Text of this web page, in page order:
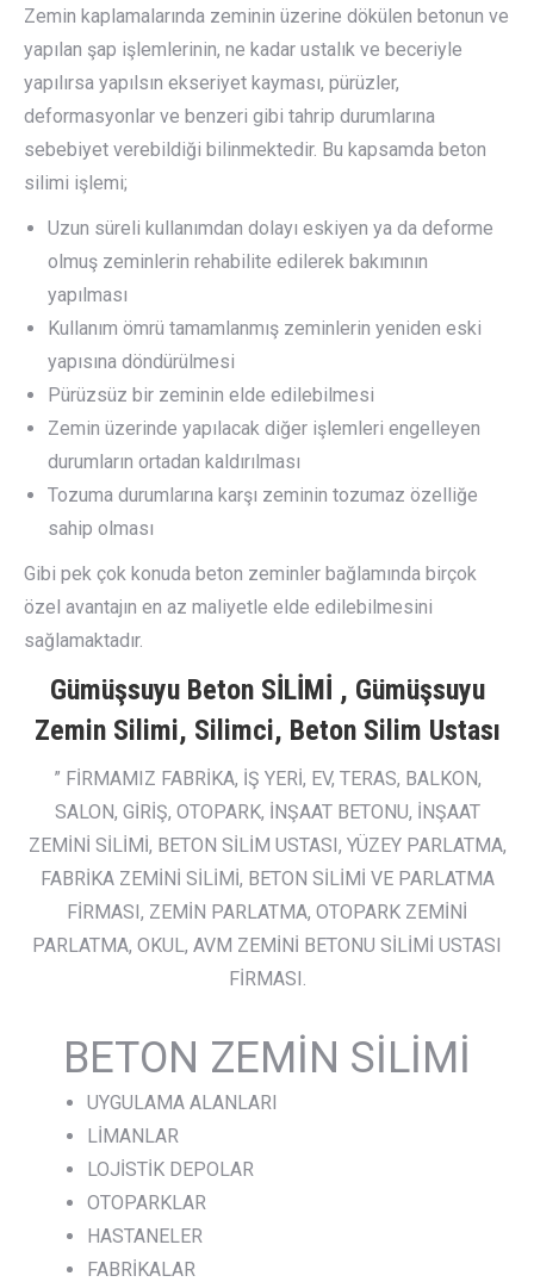
Zemin kaplamalarında zeminin üzerine dökülen betonun ve
yapılan şap işlemlerinin, ne kadar ustalık ve beceriyle
yapılırsa yapılsın ekseriyet kayması, pürüzler,
deformasyonlar ve benzeri gibi tahrip durumlarına
sebebiyet verebildiği bilinmektedir. Bu kapsamda beton
silimi işlemi;
Uzun süreli kullanımdan dolayı eskiyen ya da deforme
olmuş zeminlerin rehabilite edilerek bakımının
yapılması
Kullanım ömrü tamamlanmış zeminlerin yeniden eski
yapısına döndürülmesi
Pürüzsüz bir zeminin elde edilebilmesi
Zemin üzerinde yapılacak diğer işlemleri engelleyen
durumların ortadan kaldırılması
Tozuma durumlarına karşı zeminin tozumaz özelliğe
sahip olması
Gibi pek çok konuda beton zeminler bağlamında birçok
özel avantajın en az maliyetle elde edilebilmesini
sağlamaktadır.
Gümüşsuyu Beton SİLİMİ , Gümüşsuyu
Zemin Silimi, Silimci, Beton Silim Ustası
” FİRMAMIZ FABRİKA, İŞ YERİ, EV, TERAS, BALKON,
SALON, GİRİŞ, OTOPARK, İNŞAAT BETONU, İNŞAAT
ZEMİNİ SİLİMİ, BETON SİLİM USTASI, YÜZEY PARLATMA,
FABRİKA ZEMİNİ SİLİMİ, BETON SİLİMİ VE PARLATMA
FİRMASI, ZEMİN PARLATMA, OTOPARK ZEMİNİ
PARLATMA, OKUL, AVM ZEMİNİ BETONU SİLİMİ USTASI
FİRMASI.
BETON ZEMİN SİLİMİ
UYGULAMA ALANLARI
LİMANLAR
LOJİSTİK DEPOLAR
OTOPARKLAR
HASTANELER
FABRİKALAR